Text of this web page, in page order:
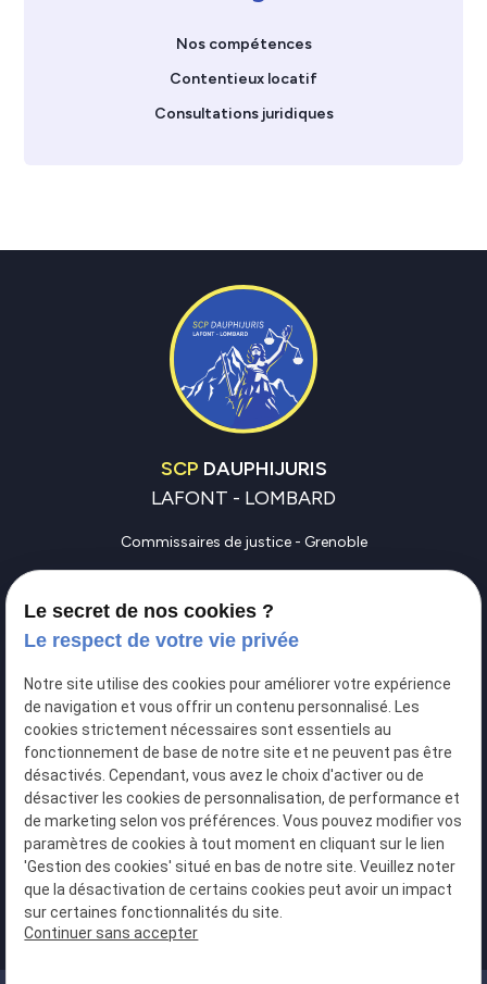
Nos compétences
Contentieux locatif
Consultations juridiques
SCP DAUPHIJURIS
LAFONT - LOMBARD
Commissaires de justice - Grenoble
Commissaires de justice - Bourgoin-Jallieu
perm_phone_msg
Contactez-nous
04 76 46 88 38
LinkedIn
S.C.P DAUPHIJURIS
map
34 Boulevard Maréchal Foch
38017 GRENOBLE
Le secret de nos cookies ?
Le respect de votre vie privée
Notre site utilise des cookies pour améliorer votre expérience
de navigation et vous offrir un contenu personnalisé. Les
cookies strictement nécessaires sont essentiels au
fonctionnement de base de notre site et ne peuvent pas être
désactivés. Cependant, vous avez le choix d'activer ou de
désactiver les cookies de personnalisation, de performance et
de marketing selon vos préférences. Vous pouvez modifier vos
paramètres de cookies à tout moment en cliquant sur le lien
'Gestion des cookies' situé en bas de notre site. Veuillez noter
que la désactivation de certains cookies peut avoir un impact
sur certaines fonctionnalités du site.
Continuer sans accepter